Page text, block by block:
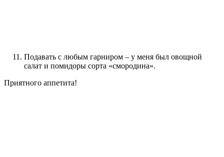
Подавать с любым гарниром – у меня был овощной
салат и помидоры сорта «смородина».
Приятного аппетита!